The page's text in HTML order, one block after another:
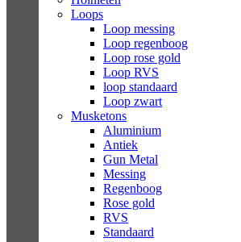
Loops
Loop messing
Loop regenboog
Loop rose gold
Loop RVS
loop standaard
Loop zwart
Musketons
Aluminium
Antiek
Gun Metal
Messing
Regenboog
Rose gold
RVS
Standaard